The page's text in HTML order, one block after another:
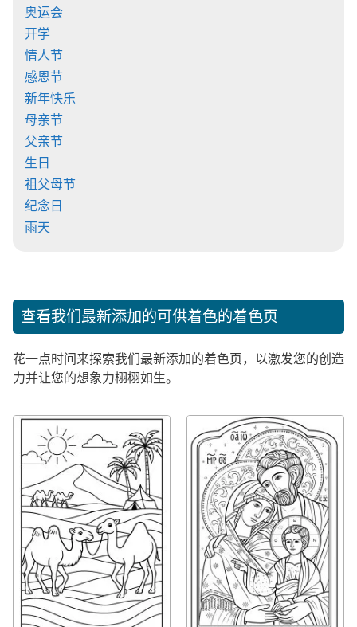
奥运会
开学
情人节
感恩节
新年快乐
母亲节
父亲节
生日
祖父母节
纪念日
雨天
查看我们最新添加的可供着色的着色页
花一点时间来探索我们最新添加的着色页，以激发您的创造
力并让您的想象力栩栩如生。